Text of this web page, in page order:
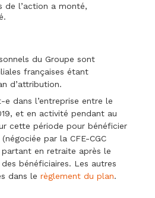
de l’action a monté,
du Groupe sont
françaises étant
d’attribution.
dans l’entreprise entre le
et en activité pendant au
cette période pour bénéficier
par la CFE-CGC
partant en retraite après le
bénéficiaires. Les autres
dans le règlement du plan.